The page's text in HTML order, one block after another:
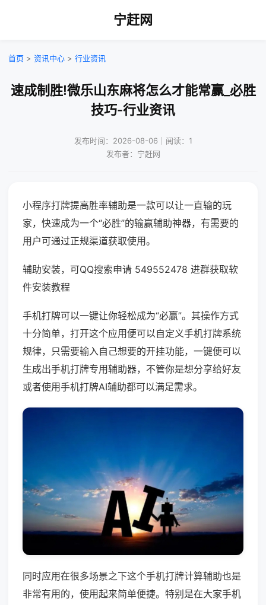
宁赶网
首页 > 资讯中心 > 行业资讯
速成制胜!微乐山东麻将怎么才能常赢_必胜
技巧-行业资讯
发布时间：2026-08-06｜阅读：1
发布者：宁赶网
小程序打牌提高胜率辅助是一款可以让一直输的玩
家，快速成为一个“必胜”的输赢辅助神器，有需要的
用户可通过正规渠道获取使用。
辅助安装，可QQ搜索申请 549552478 进群获取软
件安装教程
手机打牌可以一键让你轻松成为“必赢”。其操作方式
十分简单，打开这个应用便可以自定义手机打牌系统
规律，只需要输入自己想要的开挂功能，一键便可以
生成出手机打牌专用辅助器，不管你是想分享给好友
或者使用手机打牌AI辅助都可以满足需求。
同时应用在很多场景之下这个手机打牌计算辅助也是
非常有用的，使用起来简单便捷。特别是在大家手机